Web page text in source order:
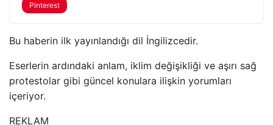
Pinterest
Bu haberin ilk yayınlandığı dil İngilizcedir.
Eserlerin ardındaki anlam, iklim değişikliği ve aşırı sağ
protestolar gibi güncel konulara ilişkin yorumları
içeriyor.
REKLAM